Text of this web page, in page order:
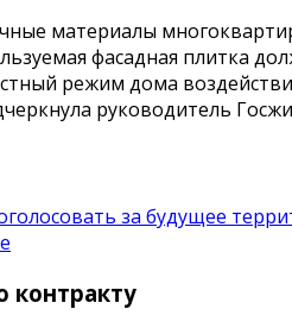
материалы
фасадная плитка
режим дома
руководитель
за будущее
контракту